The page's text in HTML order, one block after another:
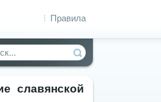
Правила
славянской